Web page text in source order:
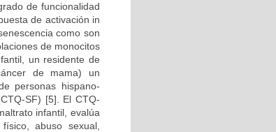
de funcionalidad
de activación in
como son
de monocitos
un residente de
de mama) un
personas hispano-
SF) [5]. El CTQ-
infantil, evalúa
abuso sexual,